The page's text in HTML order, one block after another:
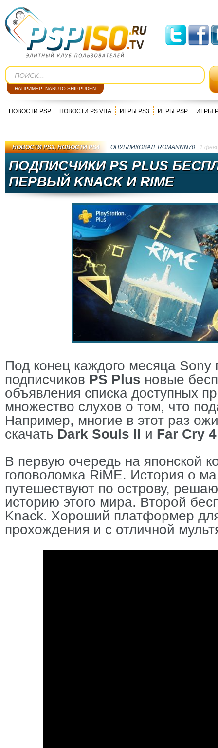
НАПРИМЕР: NARUTO SHIPPUDEN
НОВОСТИ PSP НОВОСТИ PS VITA ИГРЫ PS3 ИГРЫ PSP ИГРЫ
НОВОСТИ PS3,НОВОСТИ PS4 ОПУБЛИКОВАЛ: ROMANNN70 1
ПОДПИСЧИКИ PS PLUS
ПЕРВЫЙ KNACK И RIME
Под конец каждого месяца Sony
подписчиков PS Plus новые
объявления списка доступных
множество слухов о том, что
Например, многие в этот раз
скачать Dark Souls II и Far Cry 4
В первую очередь на японской
головоломка RiME. История о
путешествуют по острову,
историю этого мира. Второй
Knack. Хороший платформер
прохождения и с отличной